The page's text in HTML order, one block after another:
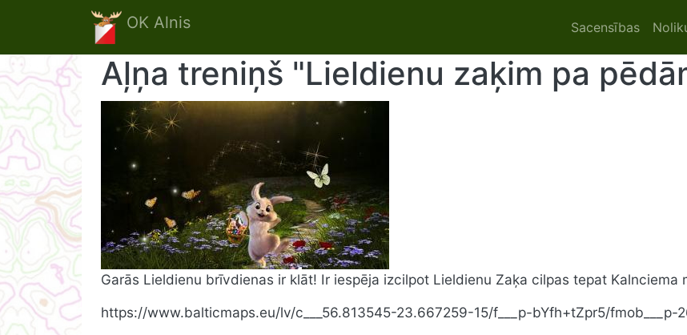
Skip to main content
OK Alnis Main
Sacensības
Aļņa treniņš "Lieldienu zaķim pa
Garās Lieldienu brīvdienas ir klāt! Ir iespēja izcilpot Lieldienu Zaķa cilpas tepat Kalnciema
https://www.balticmaps.eu/lv/c___56.813545-23.667259-15/f___p-bYfh+tZpr5/fmob___p-